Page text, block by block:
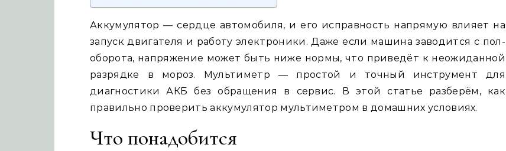
Аккумулятор — сердце автомобиля, и его исправность напрямую влияет на
запуск двигателя и работу электроники. Даже если машина заводится с пол-
оборота, напряжение может быть ниже нормы, что приведёт к неожиданной
разрядке в мороз. Мультиметр — простой и точный инструмент для
диагностики АКБ без обращения в сервис. В этой статье разберём, как
правильно проверить аккумулятор мультиметром в домашних условиях.
Что понадобится